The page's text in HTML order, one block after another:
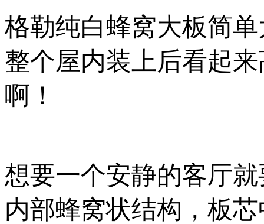
格勒纯白蜂窝大板简
整个屋内装上后看起
啊！
想要一个安静的客厅
内部蜂窝状结构，板